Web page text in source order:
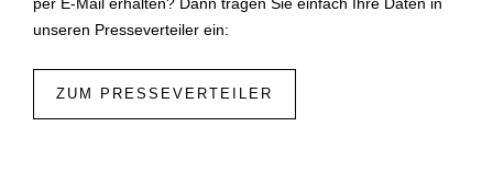
unseren Presseverteiler ein:
ZUM PRESSEVERTEILER